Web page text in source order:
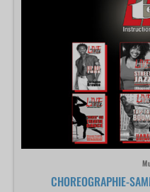
CHOREOGRAPHIE-